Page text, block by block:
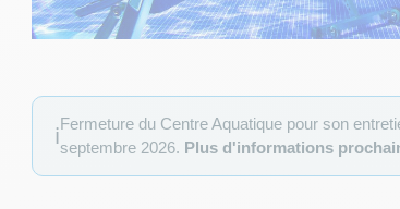
ℹ️
Fermeture du Centre Aquatique pour son
septembre 2026. Plus d'informations